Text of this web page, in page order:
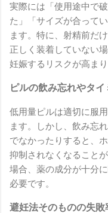
実際には「使用途中で
た」「サイズが合って
ます。特に、射精前だ
正しく装着していない
妊娠するリスクが高まり
ピルの飲み忘れやタ
低用量ピルは適切に服
ます。しかし、飲み忘
でなかったりすると、
抑制されなくなること
場合、薬の成分が十分
必要です。
避妊法そのものの失敗